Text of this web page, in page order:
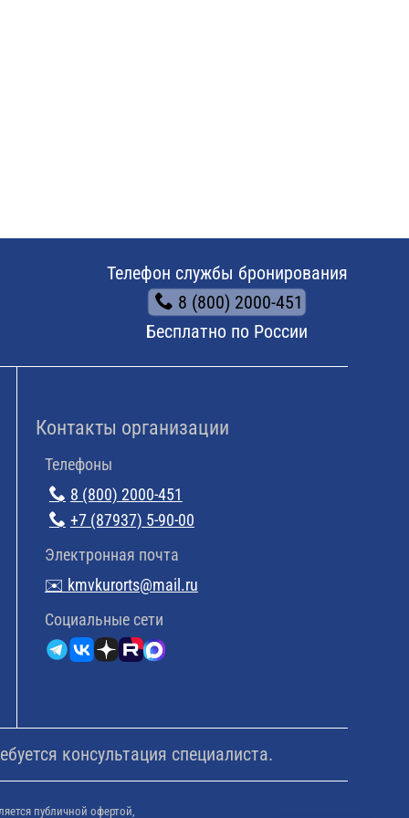
Телефон службы бронирования
8 (800) 2000-451
Бесплатно по России
Контакты организации
Телефоны
8 (800) 2000-451
+7 (87937) 5-90-00
Электронная почта
✉️ kmvkurorts@mail.ru
Cоциальные сети
консультация специалиста.
публичной офертой,